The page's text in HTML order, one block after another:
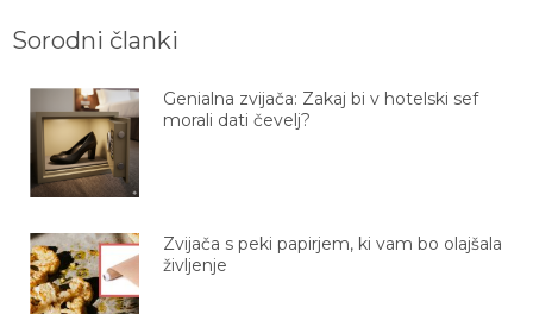
Sorodni članki
Genialna zvijača: Zakaj bi v hotelski sef
morali dati čevelj?
Zvijača s peki papirjem, ki vam bo olajšala
življenje